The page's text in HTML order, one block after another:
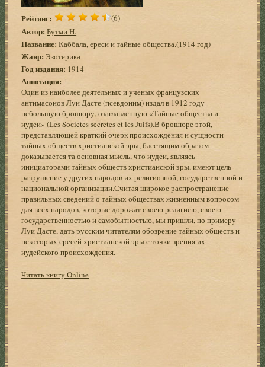
Рейтинг: (6)
Автор: Бутми Н.
Название: Каббала, ереси и тайные общества.(1914 год)
Жанр: Эзотерика
Год издания: 1914
Аннотация:
Один из наиболее деятельных и ученых французских
антимасонов Луи Дасте (псевдоним) издал в 1912 году
небольшую брошюру, озаглавленную «Тайные общества и
иудеи» (Les Sосіetes secretes еt lеs Juifs).В брошюре этой,
представляющей краткий очерк происхождения и сущности
тайных обществ христианской эры, блестящим образом
доказывается та основная мысль, что иудеи, являясь
инициаторами тайных обществ христианской эры, имеют цель
разрушение у других народов их религиозной, государственной и
национальной организации.Считая широкое распространение
правильных сведений о тайных обществах жизненным вопросом
для всех народов, которые дорожат своею религиею, своею
государственностью и самобытностью, мы пришли, по примеру
Луи Дасте, дать русским читателям обозрение тайных обществ и
некоторых ересей христианской эры с точки зрения их
иудейского происхождения.
Читать книгу Online